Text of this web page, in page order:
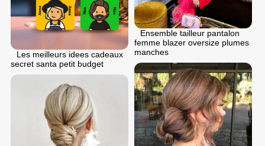
Les meilleurs idees cadeaux
secret santa petit budget
Ensemble tailleur pantalon
femme blazer oversize plumes
manches